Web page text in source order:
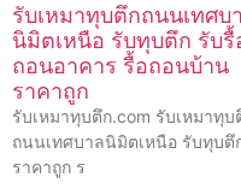
รับเหมาทุบตึกถนนเทศบ
นิมิตเหนือ รับทุบตึก รับรื้
ถอนอาคาร รื้อถอนบ้าน
ราคาถูก
รับเหมาทุบตึก.com รับเหมาทุบ
ถนนเทศบาลนิมิตเหนือ รับทุบตึ
ราคาถูก ร